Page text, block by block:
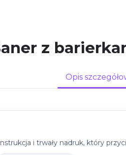
z
Opis
i trwały nadruk, który
Wskakuj do